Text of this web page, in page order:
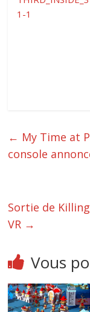
1-1
← My Time at
console
Sortie de
VR →
Vous